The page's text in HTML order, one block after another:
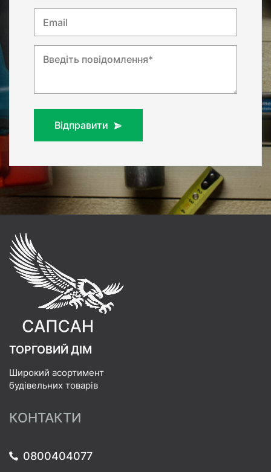
Email
Введіть повідомлення*
Відправити
ТОРГОВИЙ ДІМ
Широкий асортимент
будівельних товарів
КОНТАКТИ
0800404077